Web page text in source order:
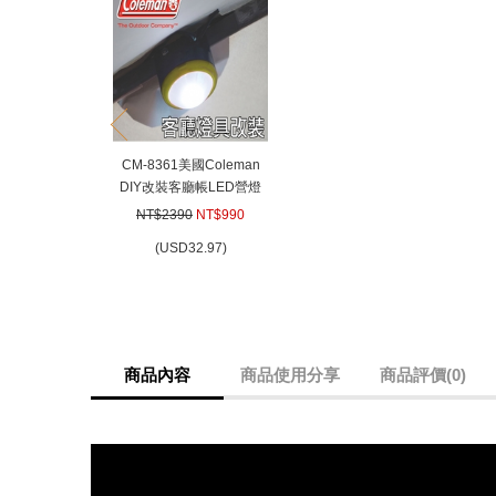
CM-8361美國Coleman
DIY改裝客廳帳LED營燈
(綠) 400流明CPX6系統
NTG11努特NUIT
NT$2390 NT$990
(USD32.97)
prev
商品內容 商品使用分享 商品評價(0)